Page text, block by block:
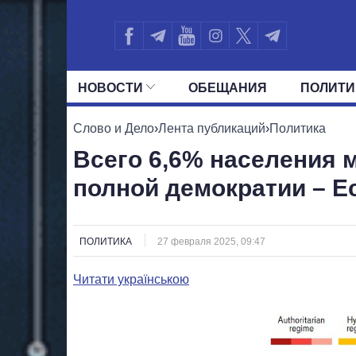
НОВОСТИ ОБЕЩАНИЯ
ВСЕ ПОЛИТИКИ ПРЕЗИДЕНТ И
Слово и Дело›Лента публикаций›Политика
Всего 6,6% населения
полной демократии –
ПОЛИТИКА 27 февраля 2025, 09:47
Читати українською